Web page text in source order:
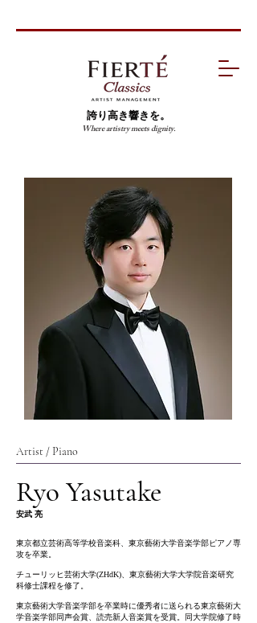
誇り高き響きを。
Where artistry meets dignity.
Artist / Piano
Ryo Yasutake
安武 亮
東京都立芸術高等学校音楽科、東京藝術大学音楽学部ピアノ専
攻を卒業。
チューリッヒ芸術大学(ZHdK)、東京藝術大学大学院音楽研究
科修士課程を修了。
東京藝術大学音楽学部を卒業時に優秀者に送られる東京藝術大
学音楽学部同声会賞、読売新人音楽賞を受賞。同大学院修了時